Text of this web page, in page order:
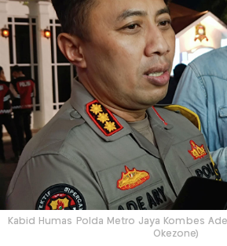
Kabid Humas Polda Metro Jaya Kombes
Okezone)